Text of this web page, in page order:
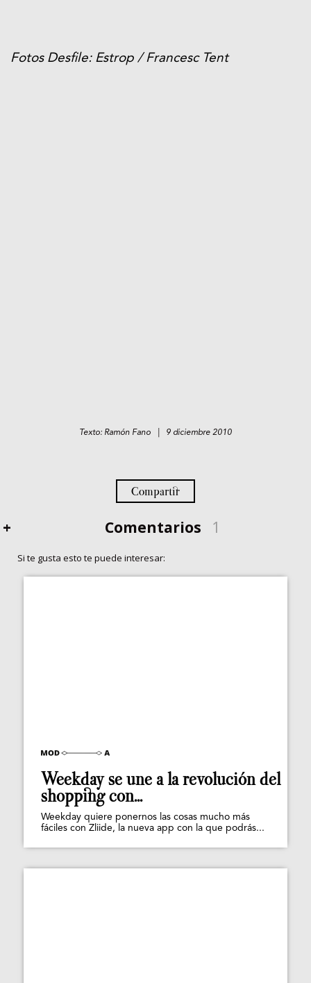
Fotos Desfile: Estrop / Francesc Tent
Texto: Ramón Fano | 9 diciembre 2010
Compartir
+ Comentarios 1
Si te gusta esto te puede interesar:
Weekday se une a la revolución del
shopping con...
Weekday quiere ponernos las cosas mucho más
fáciles con Zliide, la nueva app con la que podrás...